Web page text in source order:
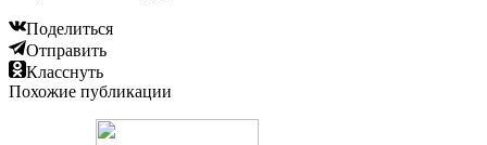
Поделиться
Отправить
Класснуть
Похожие публикации